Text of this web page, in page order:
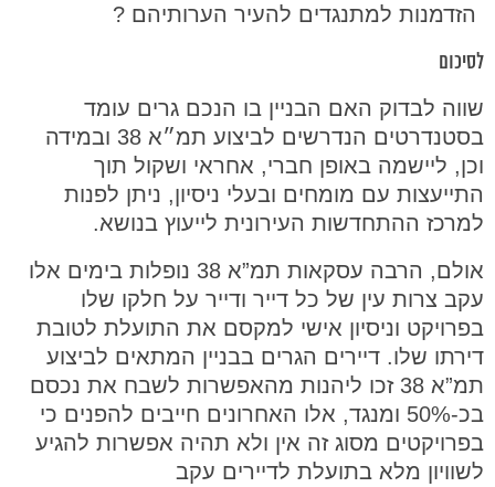
הזדמנות למתנגדים להעיר הערותיהם ?
לסיכום
שווה לבדוק האם הבניין בו הנכם גרים עומד
בסטנדרטים הנדרשים לביצוע תמ״א 38 ובמידה
וכן, ליישמה באופן חברי, אחראי ושקול תוך
התייעצות עם מומחים ובעלי ניסיון, ניתן לפנות
למרכז ההתחדשות העירונית לייעוץ בנושא.
אולם, הרבה עסקאות תמ”א 38 נופלות בימים אלו
עקב צרות עין של כל דייר ודייר על חלקו שלו
בפרויקט וניסיון אישי למקסם את התועלת לטובת
דירתו שלו. דיירים הגרים בבניין המתאים לביצוע
תמ”א 38 זכו ליהנות מהאפשרות לשבח את נכסם
בכ-50% ומנגד, אלו האחרונים חייבים להפנים כי
בפרויקטים מסוג זה אין ולא תהיה אפשרות להגיע
לשוויון מלא בתועלת לדיירים עקב